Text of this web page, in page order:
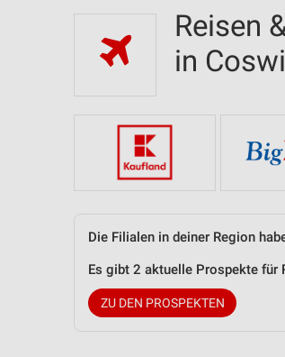
Reisen
in
Die Filialen in deiner Region
Es gibt 2 aktuelle Prospekte für
ZU DEN PROSPEKTEN